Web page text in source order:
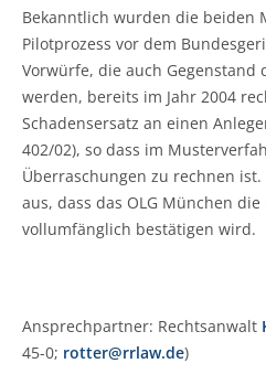
Bekanntlich wurden die beiden
Pilotprozess vor dem
Vorwürfe, die auch Gegenstand
werden, bereits im Jahr 2004
Schadensersatz an einen
402/02), so dass im
Überraschungen zu rechnen
aus, dass das OLG München
vollumfänglich bestätigen wird.
Ansprechpartner: Rechtsanwalt
45-0; rotter@rrlaw.de)